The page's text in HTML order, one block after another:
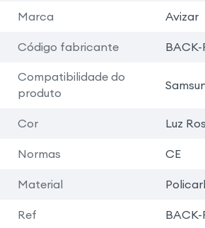
Marca Avizar
Código fabricante BACK-
Compatibilidade do
produto
Cor Luz
Normas CE
Material
Ref BACK-